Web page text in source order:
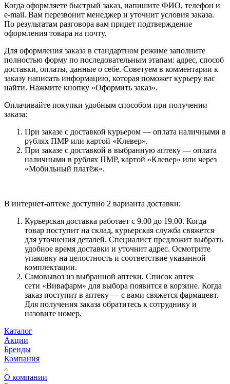
Когда оформляете быстрый заказ, напишите ФИО, телефон и
e-mail. Вам перезвонит менеджер и уточнит условия заказа.
По результатам разговора вам придет подтверждение
оформления товара на почту.
Для оформления заказа в стандартном режиме заполните
полностью форму по последовательным этапам: адрес, способ
доставки, оплаты, данные о себе. Советуем в комментарии к
заказу написать информацию, которая поможет курьеру вас
найти. Нажмите кнопку «Оформить заказ».
Оплачивайте покупки удобным способом при получении
заказа:
При заказе с доставкой курьером — оплата наличными в
рублях ПМР или картой «Клевер».
При заказе с доставкой в выбранную аптеку — оплата
наличными в рублях ПМР, картой «Клевер» или через
«Мобильный платёж».
В интернет-аптеке доступно 2 варианта доставки:
Курьерская доставка работает с 9.00 до 19.00. Когда
товар поступит на склад, курьерская служба свяжется
для уточнения деталей. Специалист предложит выбрать
удобное время доставки и уточнит адрес. Осмотрите
упаковку на целостность и соответствие указанной
комплектации.
Самовывоз из выбранной аптеки. Список аптек
сети «Вивафарм» для выбора появится в корзине. Когда
заказ поступит в аптеку — с вами свяжется фармацевт.
Для получения заказа обратитесь к сотруднику и
назовите номер.
Каталог
Акции
Бренды
Компания
О компании